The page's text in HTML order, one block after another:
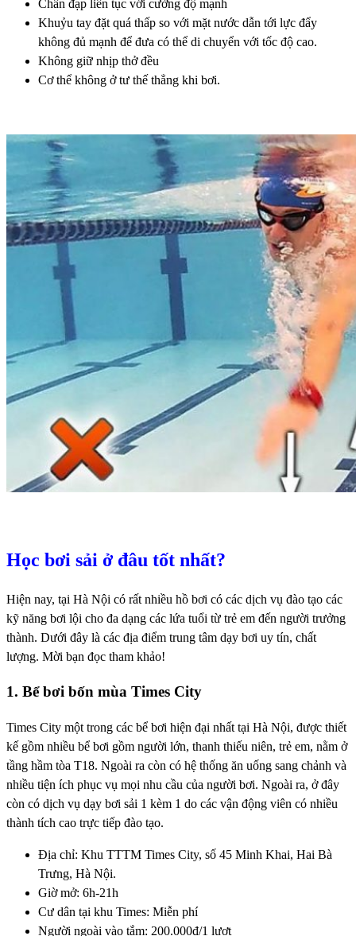
Chân đạp liên tục với cường độ mạnh
Khuỷu tay đặt quá thấp so với mặt nước dẫn tới lực đẩy
không đủ mạnh để đưa có thể di chuyển với tốc độ cao.
Không giữ nhịp thở đều
Cơ thể không ở tư thế thẳng khi bơi.
Học bơi sải ở đâu tốt nhất?
Hiện nay, tại Hà Nội có rất nhiều hồ bơi có các dịch vụ đào tạo các
kỹ năng bơi lội cho đa dạng các lứa tuổi từ trẻ em đến người trưởng
thành. Dưới đây là các địa điểm trung tâm dạy bơi uy tín, chất
lượng. Mời bạn đọc tham khảo!
1. Bể bơi bốn mùa Times City
Times City một trong các bể bơi hiện đại nhất tại Hà Nội, được thiết
kế gồm nhiều bể bơi gồm người lớn, thanh thiếu niên, trẻ em, nằm ở
tầng hầm tòa T18. Ngoài ra còn có hệ thống ăn uống sang chảnh và
nhiều tiện ích phục vụ mọi nhu cầu của người bơi. Ngoài ra, ở đây
còn có dịch vụ dạy bơi sải 1 kèm 1 do các vận động viên có nhiều
thành tích cao trực tiếp đào tạo.
Địa chỉ: Khu TTTM Times City, số 45 Minh Khai, Hai Bà
Trưng, Hà Nội.
Giờ mở: 6h-21h
Cư dân tại khu Times: Miễn phí
Người ngoài vào tắm: 200.000đ/1 lượt